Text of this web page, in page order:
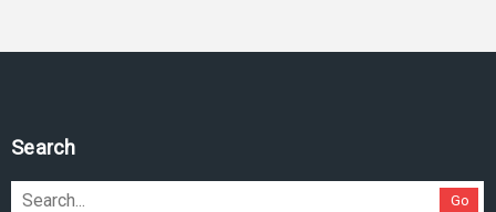
Pesquise no site
Go